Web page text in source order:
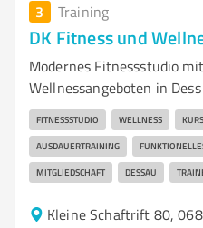
3 Training
DK Fitness und
Modernes Fitnessstudio
Wellnessangeboten in Dess
FITNESSSTUDIO WELLNESS
AUSDAUERTRAINING
MITGLIEDSCHAFT DESSAU
Kleine Schaftrift 80,